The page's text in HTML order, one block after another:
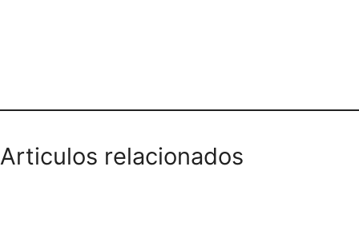
Articulos relacionados